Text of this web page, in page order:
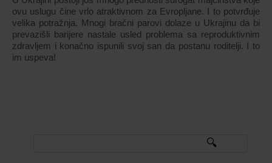
ovu uslugu čine vrlo atraktivnom za Evropljane. I to potvrđuje
velika potražnja. Mnogi bračni parovi dolaze u Ukrajinu da bi
prevazišli barijere nastale usled problema sa reproduktivnim
zdravljem i konačno ispunili svoj san da postanu roditelji. I to
im uspeva!